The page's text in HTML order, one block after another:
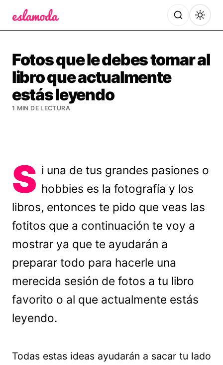
Fotos que le debes tomar al
libro que actualmente
estás leyendo
1 MIN DE LECTURA
S i una de tus grandes pasiones o
hobbies es la fotografía y los
libros, entonces te pido que veas las
fotitos que a continuación te voy a
mostrar ya que te ayudarán a
preparar todo para hacerle una
merecida sesión de fotos a tu libro
favorito o al que actualmente estás
leyendo.
Todas estas ideas ayudarán a sacar tu lado